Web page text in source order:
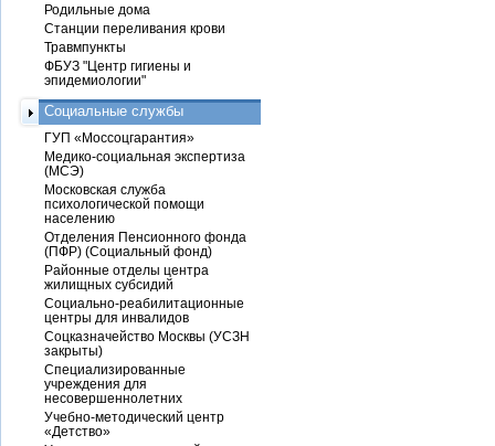
Родильные дома
Станции переливания крови
Травмпункты
ФБУЗ "Центр гигиены и
эпидемиологии"
Социальные службы
ГУП «Моссоцгарантия»
Медико-социальная экспертиза
(МСЭ)
Московская служба
психологической помощи
населению
Отделения Пенсионного фонда
(ПФР) (Социальный фонд)
Районные отделы центра
жилищных субсидий
Социально-реабилитационные
центры для инвалидов
Соцказначейство Москвы (УСЗН
закрыты)
Специализированные
учреждения для
несовершеннолетних
Учебно-методический центр
«Детство»